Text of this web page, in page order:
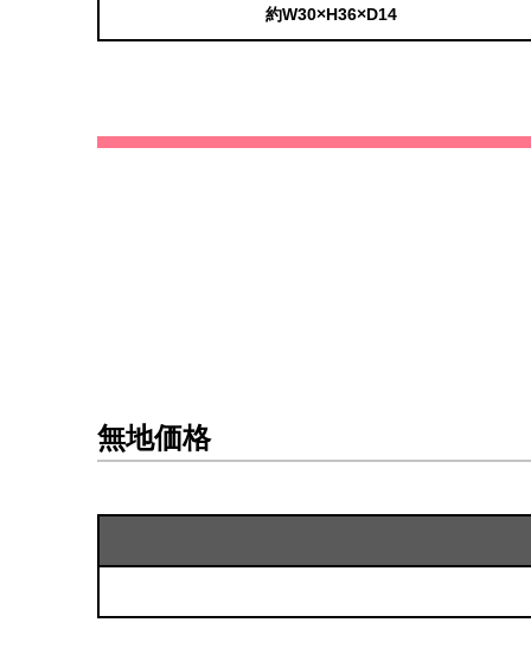
約W30×H36×D14
無地価格